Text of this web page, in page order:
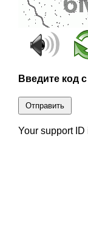
Введите код
Отправить
Your support